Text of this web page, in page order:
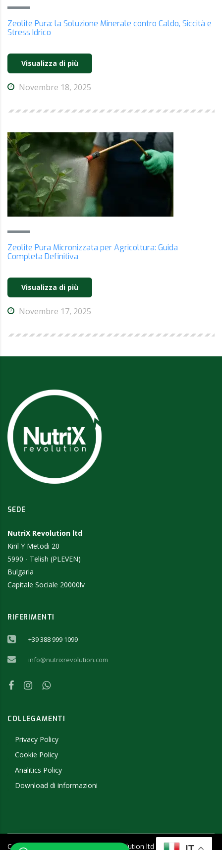
Zeolite Pura: la Soluzione Minerale contro Caldo, Siccità e
Stress Idrico
Visualizza di più
Novembre 18, 2025
Zeolite Pura Micronizzata per Agricoltura: Guida
Completa Definitiva
Visualizza di più
Novembre 17, 2025
SEDE
NutriX Revolution ltd
Kiril Y Metodi 20
5990 - Telish (PLEVEN)
Bulgaria
Capitale Sociale 20000lv
RIFERIMENTI
+39 388 999 1099
info@nutrixrevolution.com
COLLEGAMENTI
Privacy Policy
Cookie Policy
Analitics Policy
Download di informazioni
Copyright © - 2019 NutriX Revolution ltd - P.IVA